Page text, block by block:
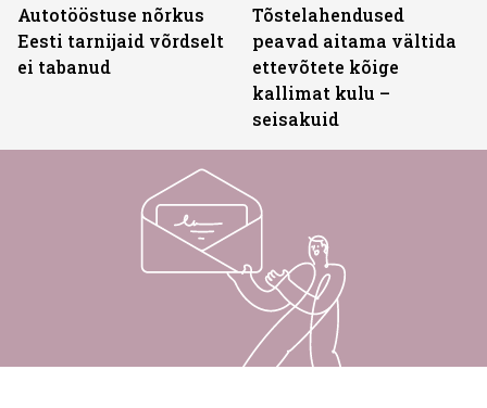
Autotööstuse nõrkus
Eesti tarnijaid võrdselt
ei tabanud
Tõstelahendused
peavad aitama vältida
ettevõtete kõige
kallimat kulu –
seisakuid